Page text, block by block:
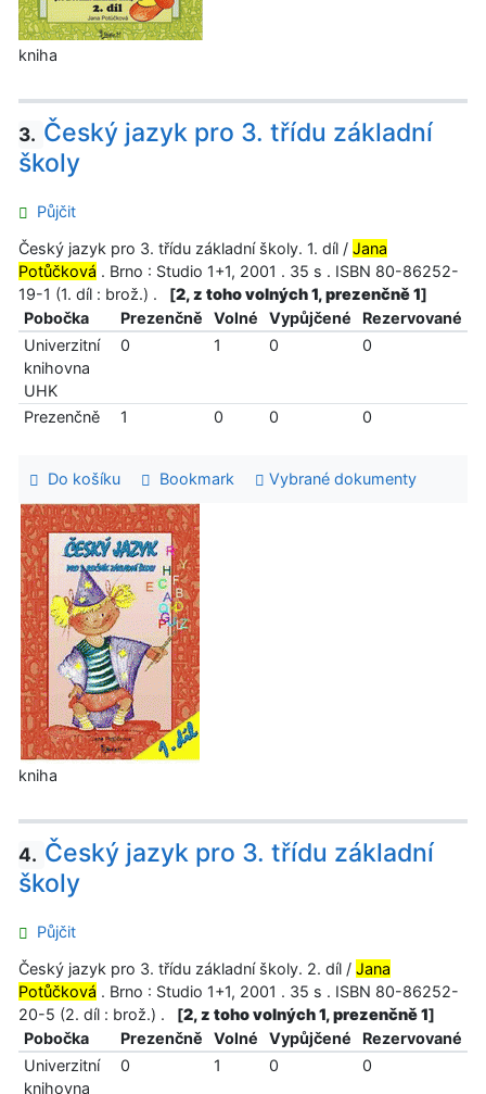
kniha
3. Český jazyk pro 3. třídu základní
školy
Půjčit
Český jazyk pro 3. třídu základní školy. 1. díl / Jana
Potůčková . Brno : Studio 1+1, 2001 . 35 s . ISBN 80-86252-
19-1 (1. díl : brož.) .
[2, z toho volných 1, prezenčně 1]
Pobočka
Prezenčně Volné Vypůjčené
Rezervované
Univerzitní
knihovna
UHK
0 1 0 0
Prezenčně 1 0 0 0
Do košíku Bookmark Vybrané dokumenty
kniha
4. Český jazyk pro 3. třídu základní
školy
Půjčit
Český jazyk pro 3. třídu základní školy. 2. díl / Jana
Potůčková . Brno : Studio 1+1, 2001 . 35 s . ISBN 80-86252-
20-5 (2. díl : brož.) .
[2, z toho volných 1, prezenčně 1]
Pobočka
Prezenčně Volné Vypůjčené
Rezervované
Univerzitní
knihovna
0 1 0 0